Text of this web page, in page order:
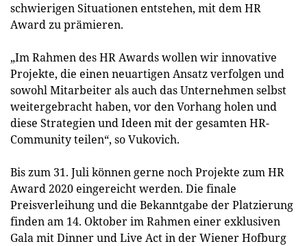
schwierigen Situationen entstehen, mit dem HR
Award zu prämieren.
„Im Rahmen des HR Awards wollen wir innovative
Projekte, die einen neuartigen Ansatz verfolgen und
sowohl Mitarbeiter als auch das Unternehmen selbst
weitergebracht haben, vor den Vorhang holen und
diese Strategien und Ideen mit der gesamten HR-
Community teilen“, so Vukovich.
Bis zum 31. Juli können gerne noch Projekte zum HR
Award 2020 eingereicht werden. Die finale
Preisverleihung und die Bekanntgabe der Platzierung
finden am 14. Oktober im Rahmen einer exklusiven
Gala mit Dinner und Live Act in der Wiener Hofburg